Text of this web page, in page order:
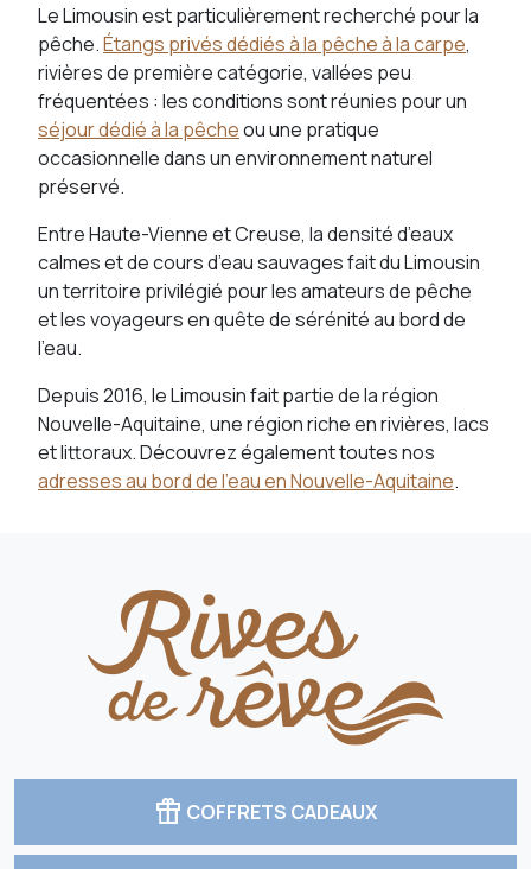
Le Limousin est particulièrement recherché pour la
pêche.Étangs privés dédiés à la pêche à la carpe,
rivières de première catégorie, vallées peu
fréquentées : les conditions sont réunies pour un
séjour dédié à la pêcheou une pratique
occasionnelle dans un environnement naturel
préservé.
Entre Haute-Vienne et Creuse, la densité d’eaux
calmes et de cours d’eau sauvages fait du Limousin
un territoire privilégié pour les amateurs de pêche
et les voyageurs en quête de sérénité au bord de
l’eau.
Depuis 2016, le Limousin fait partie de la région
Nouvelle-Aquitaine, une région riche en rivières, lacs
et littoraux. Découvrez également toutes nos
adresses au bord de l’eau en Nouvelle-Aquitaine.
featured_seasonal_and_gifts COFFRETS CADEAUX